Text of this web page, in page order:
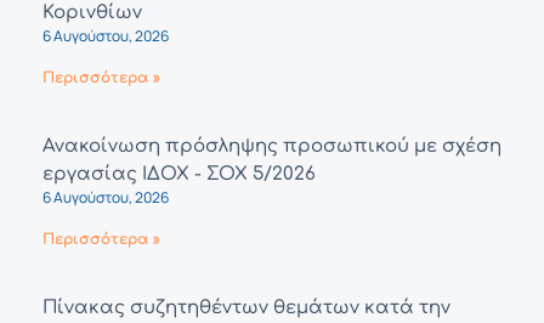
Κορινθίων
6 Αυγούστου, 2026
Περισσότερα »
Ανακοίνωση πρόσληψης προσωπικού με σχέση
εργασίας ΙΔΟΧ - ΣΟΧ 5/2026
6 Αυγούστου, 2026
Περισσότερα »
Πίνακας συζητηθέντων θεμάτων κατά την